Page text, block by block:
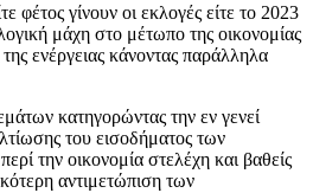
φέτος γίνουν οι εκλογές είτε το 2023
μάχη στο μέτωπο της οικονομίας
ενέργειας κάνοντας παράλληλα
κατηγορώντας την εν γενεί
του εισοδήματος των
την οικονομία στελέχη και βαθείς
αντιμετώπιση των